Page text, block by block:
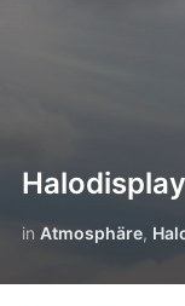
in Atmosphäre,